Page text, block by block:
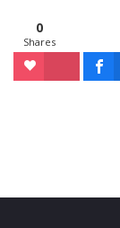
0
Shares